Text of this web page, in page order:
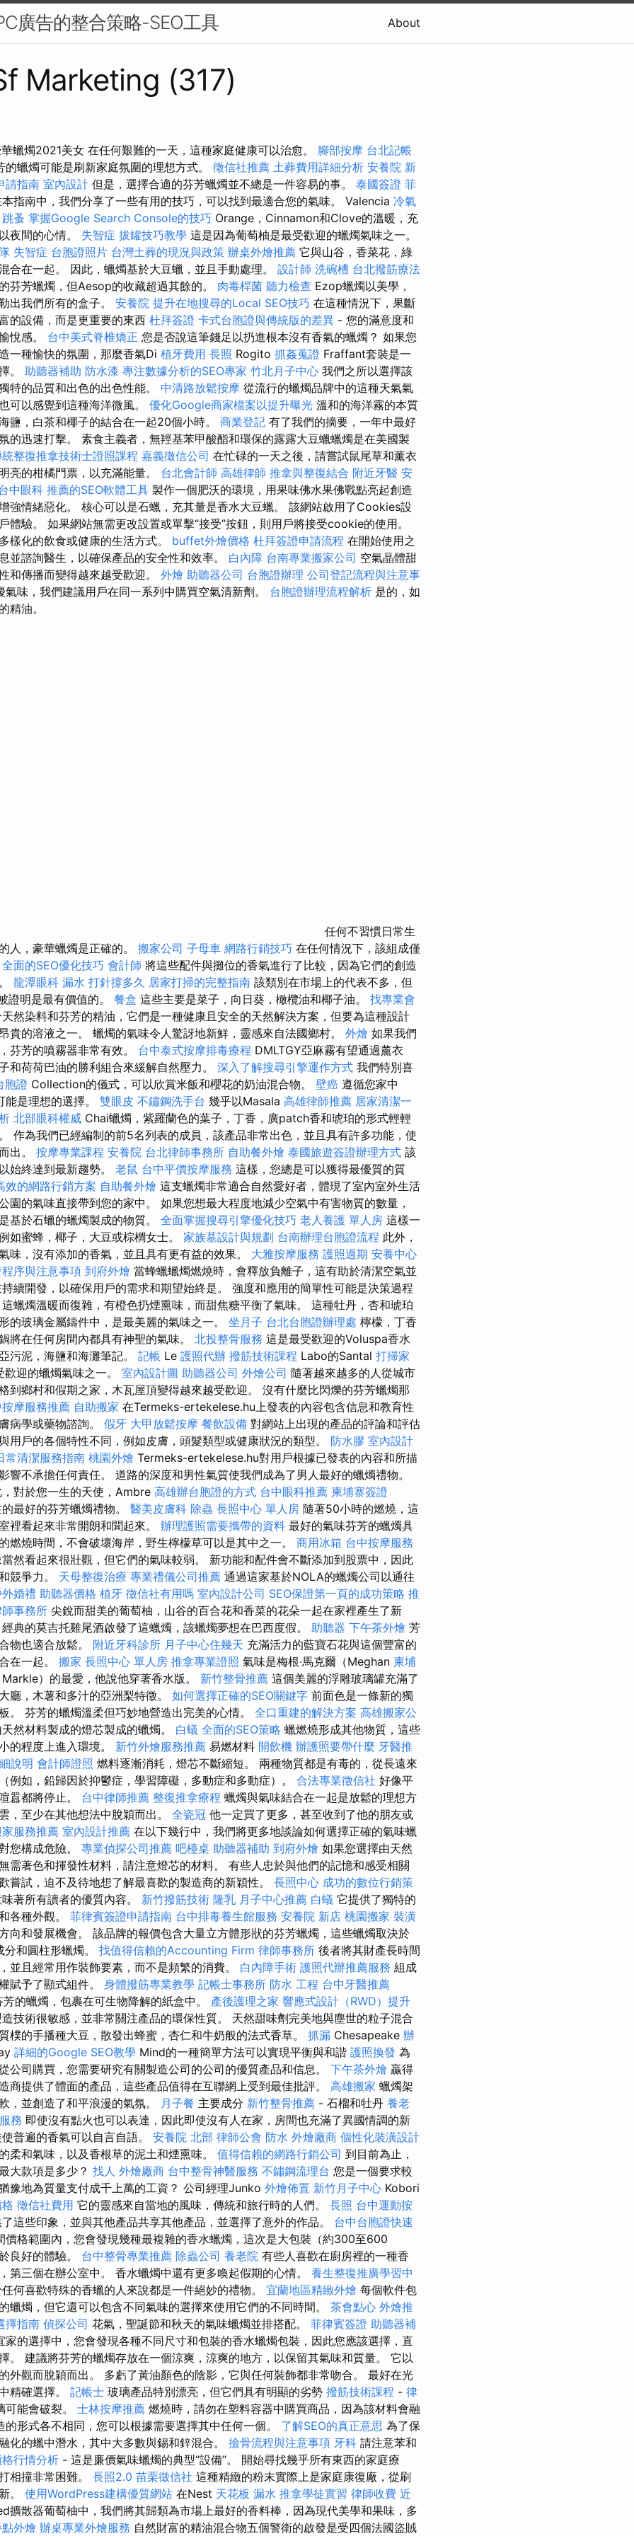
廣告的整合策略-SEO工具 About
Marketing (317)
蠟燭2021美女 在任何艱難的一天，這種家庭健康可以治愈。 腳部按摩 台北記帳
的蠟燭可能是刷新家庭氛圍的理想方式。 徵信社推薦 土葬費用詳細分析 安養院 新
請指南 室內設計 但是，選擇合適的芬芳蠟燭並不總是一件容易的事。 泰國簽證 菲
指南中，我們分享了一些有用的技巧，可以找到最適合您的氣味。 Valencia 冷氣
跳蚤 掌握Google Search Console的技巧 Orange，Cinnamon和Clove的溫暖，充
夜間的心情。 失智症 拔罐技巧教學 這是因為葡萄柚是最受歡迎的蠟燭氣味之一。
失智症 台胞證照片 台灣土葬的現況與政策 辦桌外燴推薦 它與山谷，香菜花，綠
合在一起。 因此，蠟燭基於大豆蠟，並且手動處理。 設計師 洗碗槽 台北撥筋療法
芬芳蠟燭，但Aesop的收藏超過其餘的。 肉毒桿菌 聽力檢查 Ezop蠟燭以美學，
出我們所有的盒子。 安養院 提升在地搜尋的Local SEO技巧 在這種情況下，果斷
的設備，而是更重要的東西 杜拜簽證 卡式台胞證與傳統版的差異 - 您的滿意度和
悅感。 台中美式脊椎矯正 您是否說這筆錢足以扔進根本沒有香氣的蠟燭？ 如果您
一種愉快的氛圍，那麼香氣Di 植牙費用 長照 Rogito 抓姦蒐證 Fraffant套裝是一
。 助聽器補助 防水漆 專注數據分析的SEO專家 竹北月子中心 我們之所以選擇該
特的品質和出色的出色性能。 中清路放鬆按摩 從流行的蠟燭品牌中的這種天氣氣
可以感覺到這種海洋微風。 優化Google商家檔案以提升曝光 溫和的海洋霧的本質
鹽，白茶和椰子的結合在一起20個小時。 商業登記 有了我們的摘要，一年中最好
的迅速打擊。 素食主義者，無羥基苯甲酸酯和環保的露露大豆蠟蠟燭是在美國製
整復推拿技術士證照課程 嘉義徵信公司 在忙碌的一天之後，請嘗試鼠尾草和薰衣
亮的柑橘門票，以充滿能量。 台北會計師 高雄律師 推拿與整復結合 附近牙醫 安
中眼科 推薦的SEO軟體工具 製作一個肥沃的環境，用果味佛水果佛戰點亮起創造
強情緒惡化。 核心可以是石蠟，充其量是香水大豆蠟。 該網站啟用了Cookies設
體驗。 如果網站無需更改設置或單擊“接受”按鈕，則用戶將接受cookie的使用。
樣化的飲食或健康的生活方式。 buffet外燴價格 杜拜簽證申請流程 在開始使用之
並諮詢醫生，以確保產品的安全性和效率。 白內障 台南專業搬家公司 空氣晶體甜
和傳播而變得越來越受歡迎。 外燴 助聽器公司 台胞證辦理 公司登記流程與注意事
氣味，我們建議用戶在同一系列中購買空氣清新劑。 台胞證辦理流程解析 是的，如
精油。
任何不習慣日常生
人，豪華蠟燭是正確的。 搬家公司 子母車 網路行銷技巧 在任何情況下，該組成僅
全面的SEO優化技巧 會計師 將這些配件與攤位的香氣進行了比較，因為它們的創造
龍潭眼科 漏水 打針撐多久 居家打掃的完整指南 該類別在市場上的代表不多，但
證明是最有價值的。 餐盒 這些主要是菜子，向日葵，橄欖油和椰子油。 找專業會
然染料和芬芳的精油，它們是一種健康且安全的天然解決方案，但要為這種設計
貴的溶液之一。 蠟燭的氣味令人驚訝地新鮮，靈感來自法國鄉村。 外燴 如果我們
芬芳的噴霧器非常有效。 台中泰式按摩排毒療程 DMLTGY亞麻霧有望通過薰衣
和荷荷巴油的勝利組合來緩解自然壓力。 深入了解搜尋引擎運作方式 我們特別喜
胞證 Collection的儀式，可以欣賞米飯和櫻花的奶油混合物。 壁癌 遵循您家中
是理想的選擇。 雙眼皮 不鏽鋼洗手台 幾乎以Masala 高雄律師推薦 居家清潔一
北部眼科權威 Chai蠟燭，紫羅蘭色的葉子，丁香，廣patch香和琥珀的形式輕輕
作為我們已經編制的前5名列表的成員，該產品非常出色，並且具有許多功能，使
出。 按摩專業課程 安養院 台北律師事務所 自助餐外燴 泰國旅遊簽證辦理方式 該
始終達到最新趨勢。 老鼠 台中平價按摩服務 這樣，您總是可以獲得最優質的質
效的網路行銷方案 自助餐外燴 這支蠟燭非常適合自然愛好者，體現了室內室外生活
園的氣味直接帶到您的家中。 如果您想最大程度地減少空氣中有害物質的數量，
基於石蠟的蠟燭製成的物質。 全面掌握搜尋引擎優化技巧 老人養護 單人房 這樣一
如蜜蜂，椰子，大豆或棕櫚女士。 家族墓設計與規劃 台南辦理台胞證流程 此外，
味，沒有添加的香氣，並且具有更有益的效果。 大雅按摩服務 護照過期 安養中心
序與注意事項 到府外燴 當蜂蠟蠟燭燃燒時，會釋放負離子，這有助於清潔空氣並
續開發，以確保用戶的需求和期望始終是。 強度和應用的簡單性可能是決策過程
蠟燭溫暖而復雜，有橙色扔煙熏味，而甜焦糖平衡了氣味。 這種牡丹，杏和琥珀
的玻璃金屬鑄件中，是最美麗的氣味之一。 坐月子 台北台胞證辦理處 檸檬，丁香
將在任何房間內都具有神聖的氣味。 北投整骨服務 這是最受歡迎的Voluspa香水
污泥，海鹽和海灘筆記。 記帳 Le 護照代辦 撥筋技術課程 Labo的Santal 打掃家
歡迎的蠟燭氣味之一。 室內設計圖 助聽器公司 外燴公司 隨著越來越多的人從城市
到鄉村和假期之家，木瓦屋頂變得越來越受歡迎。 沒有什麼比閃爍的芬芳蠟燭那
摩服務推薦 自助搬家 在Termeks-ertekelese.hu上發表的內容包含信息和教育性
病學或藥物諮詢。 假牙 大甲放鬆按摩 餐飲設備 對網站上出現的產品的評論和評估
用戶的各個特性不同，例如皮膚，頭髮類型或健康狀況的類型。 防水膠 室內設計
常清潔服務指南 桃園外燴 Termeks-ertekelese.hu對用戶根據已發表的內容和所描
響不承擔任何責任。 道路的深度和男性氣質使我們成為了男人最好的蠟燭禮物。
，對於您一生的天使，Ambre 高雄辦台胞證的方式 台中眼科推薦 柬埔寨簽證
最好的芬芳蠟燭禮物。 醫美皮膚科 除蟲 長照中心 單人房 隨著50小時的燃燒，這
裡看起來非常開朗和聞起來。 辦理護照需要攜帶的資料 最好的氣味芬芳的蠟燭具
燃燒時間，不會破壞海岸，野生檸檬草可以是其中之一。 商用冰箱 台中按摩服務
然看起來很壯觀，但它們的氣味較弱。 新功能和配件會不斷添加到股票中，因此
競爭力。 天母整復治療 專業禮儀公司推薦 通過這家基於NOLA的蠟燭公司以通往
外婚禮 助聽器價格 植牙 徵信社有用嗎 室內設計公司 SEO保證第一頁的成功策略 推
事務所 尖銳而甜美的葡萄柚，山谷的百合花和香菜的花朵一起在家裡產生了新
典的莫吉托雞尾酒啟發了這蠟燭，該蠟燭夢想在巴西度假。 助聽器 下午茶外燴 芳
物也適合放鬆。 附近牙科診所 月子中心住幾天 充滿活力的藍寶石花與這個豐富的
在一起。 搬家 長照中心 單人房 推拿專業證照 氣味是梅根·馬克爾（Meghan 柬埔
Markle）的最愛，他說他穿著香水版。 新竹整骨推薦 這個美麗的浮雕玻璃罐充滿了
廳，木薯和多汁的亞洲梨特徵。 如何選擇正確的SEO關鍵字 前面色是一條新的獨
。 芬芳的蠟燭溫柔但巧妙地營造出完美的心情。 全口重建的解決方案 高雄搬家公
然材料製成的燈芯製成的蠟燭。 白蟻 全面的SEO策略 蠟燃燒形成其他物質，這些
的程度上進入環境。 新竹外燴服務推薦 易燃材料 開飲機 辦護照要帶什麼 牙醫推
說明 會計師證照 燃料逐漸消耗，燈芯不斷縮短。 兩種物質都是有毒的，從長遠來
例如，鉛歸因於抑鬱症，學習障礙，多動症和多動症）。 合法專業徵信社 好像平
囂都將停止。 台中律師推薦 整復推拿療程 蠟燭與氣味結合在一起是放鬆的理想方
，至少在其他想法中脫穎而出。 全瓷冠 他一定買了更多，甚至收到了他的朋友或
服務推薦 室內設計推薦 在以下幾行中，我們將更多地談論如何選擇正確的氣味蠟
您構成危險。 專業偵探公司推薦 吧檯桌 助聽器補助 到府外燴 如果您選擇由天然
需著色和揮發性材料，請注意燈芯的材料。 有些人忠於與他們的記憶和感受相關
嘗試，迫不及待地想了解最喜歡的製造商的新穎性。 長照中心 成功的數位行銷策
著所有讀者的優質內容。 新竹撥筋技術 隆乳 月子中心推薦 白蟻 它提供了獨特的
各種外觀。 菲律賓簽證申請指南 台中排毒養生館服務 安養院 新店 桃園搬家 裝潢
向和發展機會。 該品牌的報價包含大量立方體形狀的芬芳蠟燭，這些蠟燭取決於
和圓柱形蠟燭。 找值得信賴的Accounting Firm 律師事務所 後者將其財產長時間
並且經常用作裝飾要素，而不是頻繁的消費。 白內障手術 護照代辦推薦服務 組成
賦予了顯式組件。 身體撥筋專業教學 記帳士事務所 防水 工程 台中牙醫推薦
的蠟燭，包裹在可生物降解的紙盒中。 產後護理之家 響應式設計（RWD）提升
技術很敏感，並非常關注產品的環保性質。 天然甜味劑完美地與塵世的粒子混合
樸的手播種大豆，散發出蜂蜜，杏仁和牛奶般的法式香草。 抓漏 Chesapeake 辦
詳細的Google SEO教學 Mind的一種簡單方法可以實現平衡與和諧 護照換發 為
公司購買，您需要研究有關製造公司的公司的優質產品和信息。 下午茶外燴 贏得
商提供了體面的產品，這些產品值得在互聯網上受到最佳批評。 高雄搬家 蠟燭架
，並創造了和平浪漫的氣氛。
月子餐 主要成分 新竹整骨推薦 - 石榴和牡丹 養老
務 即使沒有點火也可以表達，因此即使沒有人在家，房間也充滿了異國情調的新
普遍的香氣可以自言自語。 安養院 北部 律師公會 防水 外燴廠商 個性化裝潢設計
柔和氣味，以及香根草的泥土和煙熏味。 值得信賴的網路行銷公司 到目前為止，
大款項是多少？ 找人 外燴廠商 台中整骨神醫服務 不鏽鋼流理台 您是一個要求較
豫地為質量支付成千上萬的工資？ 公司經理Junko 外燴佈置 新竹月子中心 Kobori
徵信社費用 它的靈感來自當地的風味，傳統和旅行時的人們。 長照 台中運動按
這些印象，並與其他產品共享其他產品，並選擇了意外的作品。 台中台胞證快速
價格範圍內，您會發現幾種最複雜的香水蠟燭，這次是大包裝（約300至600
良好的體驗。 台中整骨專業推薦 除蟲公司 養老院 有些人喜歡在廚房裡的一種香
第三個在辦公室中。 香水蠟燭中還有更多喚起假期的心情。 養生整復推廣學習中
何喜歡特殊的香蠟的人來說都是一件絕妙的禮物。 宜蘭地區精緻外燴 每個軟件包
蠟燭，但它還可以包含不同氣味的選擇來使用它們的不同時間。 茶會點心 外燴推
擇指南 偵探公司 花氣，聖誕節和秋天的氣味蠟燭並排搭配。 菲律賓簽證 助聽器補
家的選擇中，您會發現各種不同尺寸和包裝的香水蠟燭包裝，因此您應該選擇，直
。 建議將芬芳的蠟燭存放在一個涼爽，涼爽的地方，以保留其氣味和質量。 它以
外觀而脫穎而出。 多虧了黃油顏色的陰影，它與任何裝飾都非常吻合。 最好在光
精確選擇。 記帳士 玻璃產品特別漂亮，但它們具有明顯的劣勢 撥筋技術課程 - 律
可能會破裂。 士林按摩推薦 燃燒時，請勿在塑料容器中購買商品，因為該材料會融
的形式各不相同，您可以根據需要選擇其中任何一個。 了解SEO的真正意思 為了保
化的蠟中潛水，其中大多數與錫和鋅混合。 撿骨流程與注意事項 牙科 請注意苯和
行情分析 - 這是廉價氣味蠟燭的典型“設備”。 開始尋找幾乎所有東西的家庭療
相撞非常困難。 長照2.0 苗栗徵信社 這種精緻的粉末實際上是家庭康復廠，從刷
。 使用WordPress建構優質網站 在Nest 天花板 漏水 推拿學徒實習 律師收費 近
擴散器葡萄柚中，我們將其歸類為市場上最好的香料棒，因為現代美學和果味，多
外燴 辦桌專業外燴服務 自然財富的精油混合物五個警衛的啟發是受四個法國盜賊